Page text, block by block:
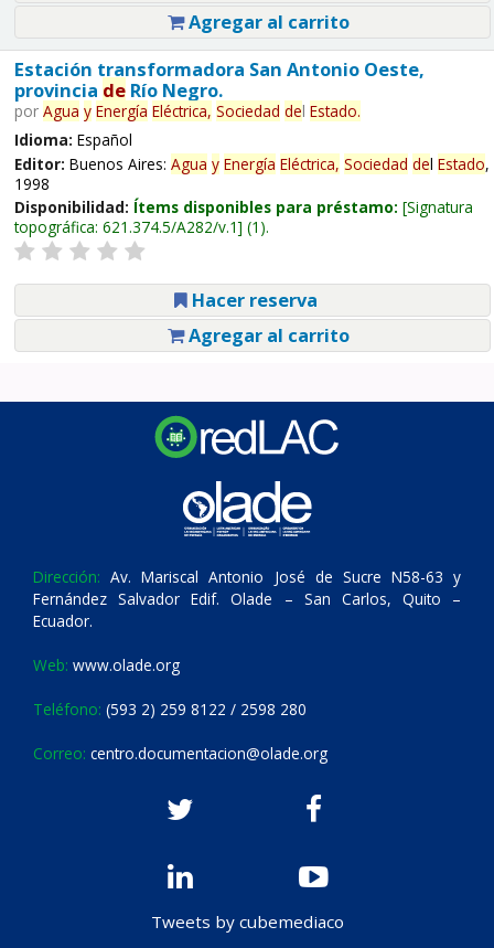
Agregar al carrito
Estación transformadora San Antonio Oeste,
provincia deRío Negro.
por Agua y Energía Eléctrica, Sociedad del Estado.
Idioma: Español
Editor: Buenos Aires: Agua y Energía Eléctrica, Sociedad del Estado,
1998
Disponibilidad: Ítems disponibles para préstamo: Signatura
topográfica: 621.374.5/A282/v.1 (1).
Hacer reserva
Agregar al carrito
Dirección: Av. Mariscal Antonio José de Sucre N58-63 y
Fernández Salvador Edif. Olade – San Carlos, Quito –
Ecuador.
Web: www.olade.org
Teléfono: (593 2) 259 8122 / 2598 280
Correo: centro.documentacion@olade.org
Tweets by cubemediaco